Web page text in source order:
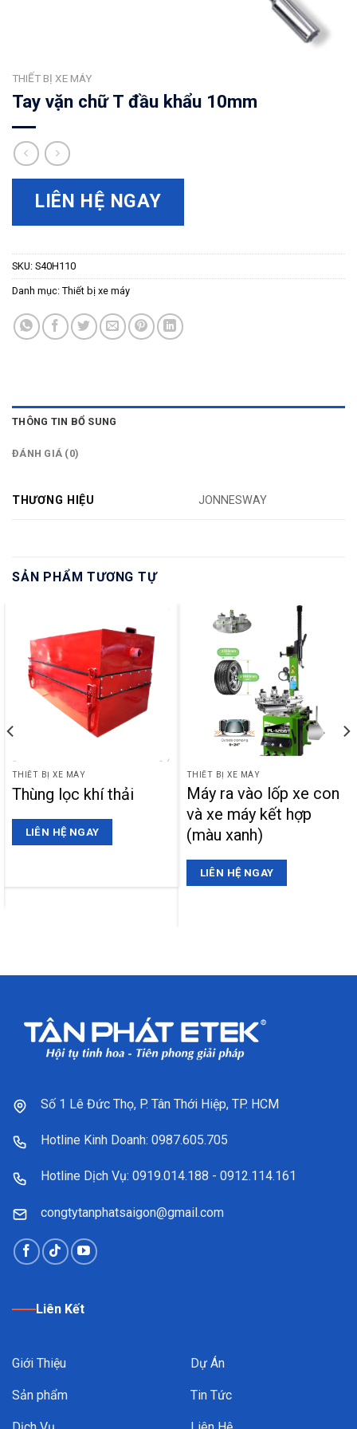
THIẾT BỊ XE MÁY
Tay vặn chữ T đầu khẩu 10mm
LIÊN HỆ NGAY
SKU: S40H110
Danh mục: Thiết bị xe máy
THÔNG TIN BỔ SUNG
ĐÁNH GIÁ (0)
THƯƠNG HIỆU JONNESWAY
SẢN PHẨM TƯƠNG TỰ
THIẾT BỊ XE MÁY
Thùng lọc khí thải
LIÊN HỆ NGAY
THIẾT BỊ XE MÁY
Máy ra vào lốp xe con
và xe máy kết hợp
(màu xanh)
LIÊN HỆ NGAY
Số 1 Lê Đức Thọ, P. Tân Thới Hiệp, TP. HCM
Hotline Kinh Doanh: 0987.605.705
Hotline Dịch Vụ: 0919.014.188 - 0912.114.161
congtytanphatsaigon@gmail.com
Liên Kết
Giới Thiệu
Sản phẩm
Dự Án
Tin Tức